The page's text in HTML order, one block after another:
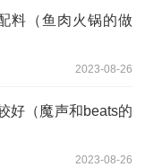
料（鱼肉火锅的做
2023-08-26
好（魔声和beats的
2023-08-26